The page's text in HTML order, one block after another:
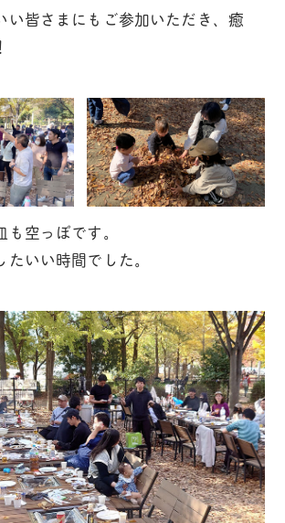
い皆さまにもご参加いただき、癒
も空っぽです。
たいい時間でした。